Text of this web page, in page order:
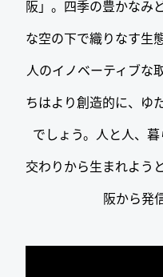
阪」。四季の豊かなみ
な空の下で織りなす生
人のイノベーティブな
ちはより創造的に、ゆ
でしょう。人と人、
交わりから生まれよう
阪から発